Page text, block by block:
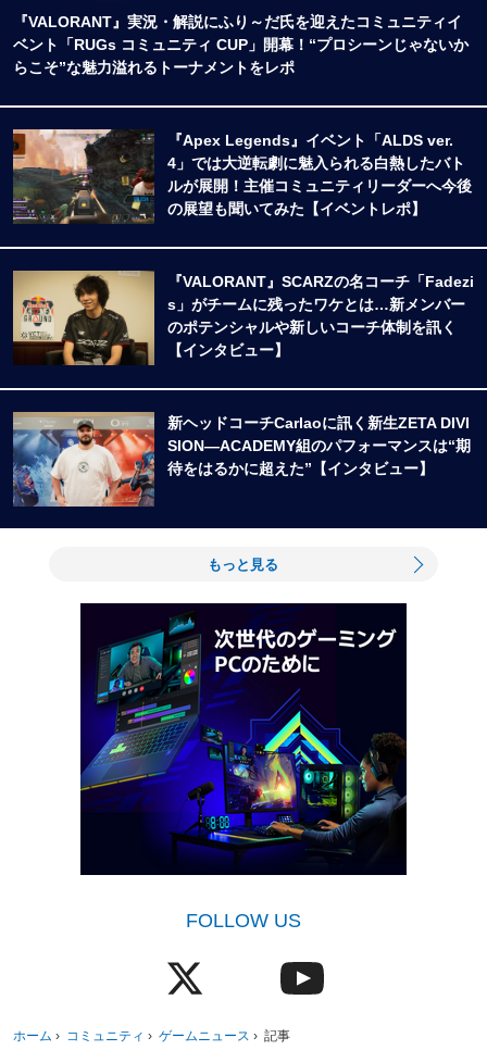
『VALORANT』実況・解説にふり～だ氏を迎えたコミュニティイ
ベント「RUGs コミュニティ CUP」開幕！“プロシーンじゃないか
らこそ”な魅力溢れるトーナメントをレポ
『Apex Legends』イベント「ALDS ver.
4」では大逆転劇に魅入られる白熱したバト
ルが展開！主催コミュニティリーダーへ今後
の展望も聞いてみた【イベントレポ】
『VALORANT』SCARZの名コーチ「Fadezi
s」がチームに残ったワケとは…新メンバー
のポテンシャルや新しいコーチ体制を訊く
【インタビュー】
新ヘッドコーチCarlaoに訊く新生ZETA DIVI
SION―ACADEMY組のパフォーマンスは“期
待をはるかに超えた”【インタビュー】
もっと見る
FOLLOW US
ホーム › コミュニティ › ゲームニュース › 記事